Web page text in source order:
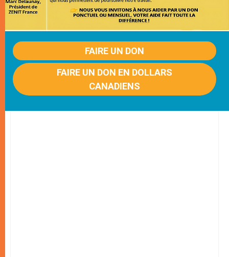
FAIRE UN DON
FAIRE UN DON EN DOLLARS
CANADIENS